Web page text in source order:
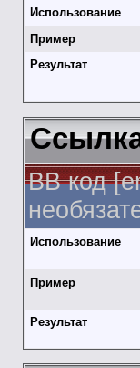
Использование
Пример
Результат
BB код
Использование
Пример
Результат